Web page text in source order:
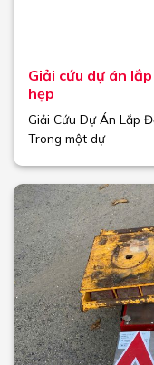
Giải cứu dự án
hẹp
Giải Cứu Dự Án Lắp
Trong một dự